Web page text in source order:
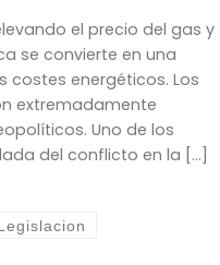
el precio del gas y
se convierte en una
costes energéticos. Los
extremadamente
Uno de los
del conflicto en la […]